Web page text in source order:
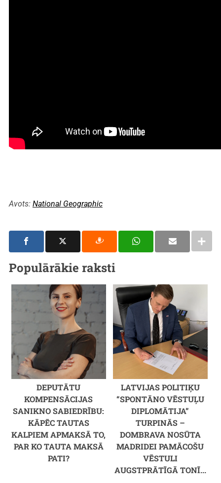
Avots: National Geographic
Populārākie raksti
DEPUTĀTU
KOMPENSĀCIJAS
SANIKNO SABIEDRĪBU:
KĀPĒC TAUTAS
KALPIEM APMAKSĀ TO,
PAR KO TAUTA MAKSĀ
PATI?
LATVIJAS POLITIĶU
“SPONTĀNO VĒSTUĻU
DIPLOMĀTIJA”
TURPINĀS –
DOMBRAVA NOSŪTA
MADRIDEI PAMĀCOŠU
VĒSTULI
AUGSTPRĀTĪGĀ TONĪ...